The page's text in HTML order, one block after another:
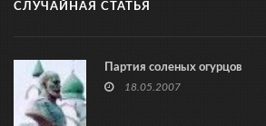
СЛУЧАЙНАЯ СТАТЬЯ
Партия соленых огурцов
18.05.2007